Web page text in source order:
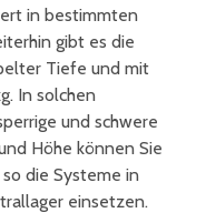
in bestimmten
gibt es die
Tiefe und mit
In solchen
und schwere
Höhe können Sie
die Systeme in
einsetzen.